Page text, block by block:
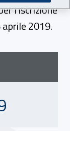
l'iscrizione
2019.